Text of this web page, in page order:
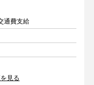
通費支給
見る